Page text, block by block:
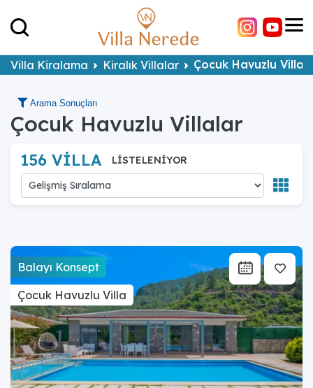
Villa Kiralama Kiralık Villalar Çocuk Havuzlu
Arama Sonuçları
Çocuk Havuzlu Villalar
156 VİLLA LİSTELENİYOR
Balayı Konsept
Çocuk Havuzlu Villa